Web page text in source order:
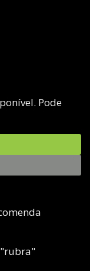
Pode
"rubra"